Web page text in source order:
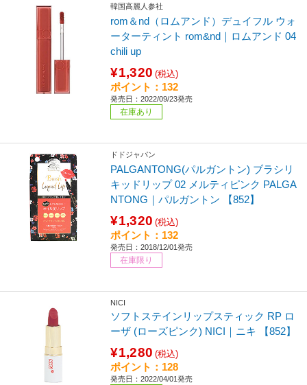
韓国高麗人参社
rom＆nd（ロムアンド）デュイフル ウォ
ーターティント rom&nd｜ロムアンド 04
chili up
¥1,320 (税込)
ポイント：132
発売日：2022/09/23発売
在庫あり
ドドジャパン
PALGANTONG(パルガントン) ブラシリ
キッドリップ 02 メルティピンク PALGA
NTONG｜パルガントン 【852】
¥1,320 (税込)
ポイント：132
発売日：2018/12/01発売
在庫限り
NICI
ソフトステインリップスティック RP ロ
ーザ (ローズピンク) NICI｜ニキ 【852】
¥1,280 (税込)
ポイント：128
発売日：2022/04/01発売